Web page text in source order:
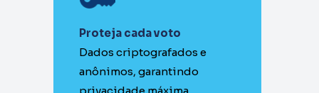
Proteja cada voto
Dados criptografados e
anônimos, garantindo
privacidade máxima.